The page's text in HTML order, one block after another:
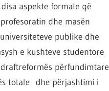
aspekte formale që
dhe masën
publike dhe
e kushteve studentore
përfundimtare
totale dhe përjashtimi i